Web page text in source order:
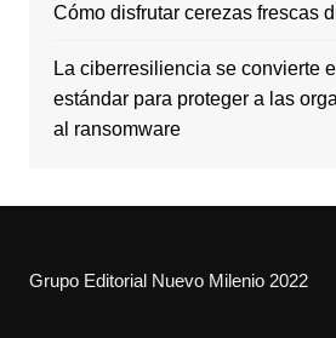
Cómo disfrutar cerezas frescas
La ciberresiliencia se convierte
estándar para proteger a las
al ransomware
Grupo Editorial Nuevo Milenio 2022